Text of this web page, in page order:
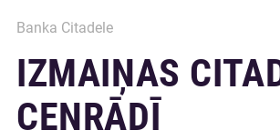
Banka Citadele
IZMAIŅAS
CENRĀDĪ